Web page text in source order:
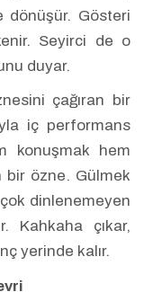
dönüşür. Gösteri
Seyirci de o
duyar.
çağıran bir
iç performans
konuşmak hem
bir özne. Gülmek
dinlenemeyen
Kahkaha çıkar,
yerinde kalır.